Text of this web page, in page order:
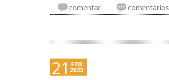
comentar comentarios
21 FEB
2023